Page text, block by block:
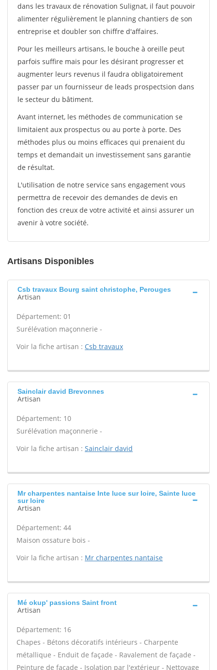
dans les travaux de rénovation Sulignat, il faut pouvoir
alimenter régulièrement le planning chantiers de son
entreprise et doubler son chiffre d'affaires.
Pour les meilleurs artisans, le bouche à oreille peut
parfois suffire mais pour les désirant progresser et
augmenter leurs revenus il faudra obligatoirement
passer par un fournisseur de leads prospectsion dans
le secteur du bâtiment.
Avant internet, les méthodes de communication se
limitaient aux prospectus ou au porte à porte. Des
méthodes plus ou moins efficaces qui prenaient du
temps et demandait un investissement sans garantie
de résultat.
L'utilisation de notre service sans engagement vous
permettra de recevoir des demandes de devis en
fonction des creux de votre activité et ainsi assurer un
avenir à votre société.
Artisans Disponibles
Csb travaux Bourg saint christophe, Perouges
Artisan
Département: 01
Surélévation maçonnerie -
Voir la fiche artisan : Csb travaux
Sainclair david Brevonnes
Artisan
Département: 10
Surélévation maçonnerie -
Voir la fiche artisan : Sainclair david
Mr charpentes nantaise Inte luce sur loire, Sainte luce
sur loire
Artisan
Département: 44
Maison ossature bois -
Voir la fiche artisan : Mr charpentes nantaise
Mé okup' passions Saint front
Artisan
Département: 16
Chapes - Bétons décoratifs intérieurs - Charpente
métallique - Enduit de façade - Ravalement de façade -
Peinture de façade - Isolation par l'extérieur - Nettoyage